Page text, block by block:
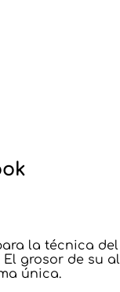
la técnica
grosor de su
única.